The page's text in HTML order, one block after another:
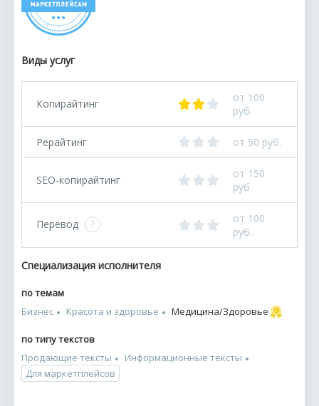
Виды услуг
Копирайтинг
от 100
руб.
Рерайтинг от 50 руб.
SEO-копирайтинг
от 150
руб.
Перевод ?
от 100
руб.
Специализация исполнителя
по темам
Бизнес
Красота и здоровье Медицина/Здоровье
по типу текстов
Продающие тексты
Информационные тексты
Для маркетплейсов